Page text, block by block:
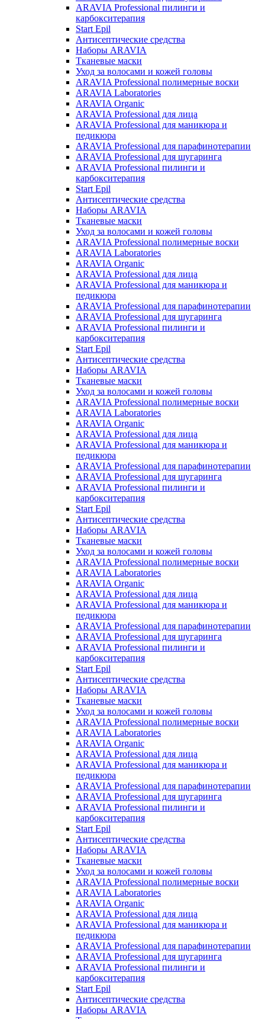
ARAVIA Professional пилинги и
карбокситерапия
Start Epil
Антисептические средства
Наборы ARAVIA
Тканевые маски
Уход за волосами и кожей головы
ARAVIA Professional полимерные воски
ARAVIA Laboratories
ARAVIA Organic
ARAVIA Professional для лица
ARAVIA Professional для маникюра и
педикюра
ARAVIA Professional для парафинотерапии
ARAVIA Professional для шугаринга
ARAVIA Professional пилинги и
карбокситерапия
Start Epil
Антисептические средства
Наборы ARAVIA
Тканевые маски
Уход за волосами и кожей головы
ARAVIA Professional полимерные воски
ARAVIA Laboratories
ARAVIA Organic
ARAVIA Professional для лица
ARAVIA Professional для маникюра и
педикюра
ARAVIA Professional для парафинотерапии
ARAVIA Professional для шугаринга
ARAVIA Professional пилинги и
карбокситерапия
Start Epil
Антисептические средства
Наборы ARAVIA
Тканевые маски
Уход за волосами и кожей головы
ARAVIA Professional полимерные воски
ARAVIA Laboratories
ARAVIA Organic
ARAVIA Professional для лица
ARAVIA Professional для маникюра и
педикюра
ARAVIA Professional для парафинотерапии
ARAVIA Professional для шугаринга
ARAVIA Professional пилинги и
карбокситерапия
Start Epil
Антисептические средства
Наборы ARAVIA
Тканевые маски
Уход за волосами и кожей головы
ARAVIA Professional полимерные воски
ARAVIA Laboratories
ARAVIA Organic
ARAVIA Professional для лица
ARAVIA Professional для маникюра и
педикюра
ARAVIA Professional для парафинотерапии
ARAVIA Professional для шугаринга
ARAVIA Professional пилинги и
карбокситерапия
Start Epil
Антисептические средства
Наборы ARAVIA
Тканевые маски
Уход за волосами и кожей головы
ARAVIA Professional полимерные воски
ARAVIA Laboratories
ARAVIA Organic
ARAVIA Professional для лица
ARAVIA Professional для маникюра и
педикюра
ARAVIA Professional для парафинотерапии
ARAVIA Professional для шугаринга
ARAVIA Professional пилинги и
карбокситерапия
Start Epil
Антисептические средства
Наборы ARAVIA
Тканевые маски
Уход за волосами и кожей головы
ARAVIA Professional полимерные воски
ARAVIA Laboratories
ARAVIA Organic
ARAVIA Professional для лица
ARAVIA Professional для маникюра и
педикюра
ARAVIA Professional для парафинотерапии
ARAVIA Professional для шугаринга
ARAVIA Professional пилинги и
карбокситерапия
Start Epil
Антисептические средства
Наборы ARAVIA